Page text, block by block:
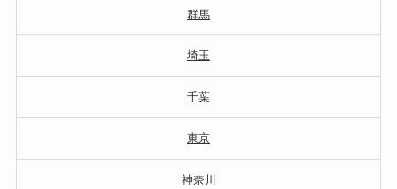
群馬
埼玉
千葉
東京
神奈川